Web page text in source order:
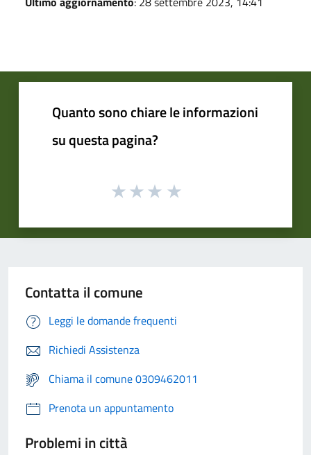
Quanto sono chiare le informazioni
su questa pagina?
Contatta il comune
Leggi le domande frequenti
Richiedi Assistenza
Chiama il comune 0309462011
Prenota un appuntamento
Problemi in città